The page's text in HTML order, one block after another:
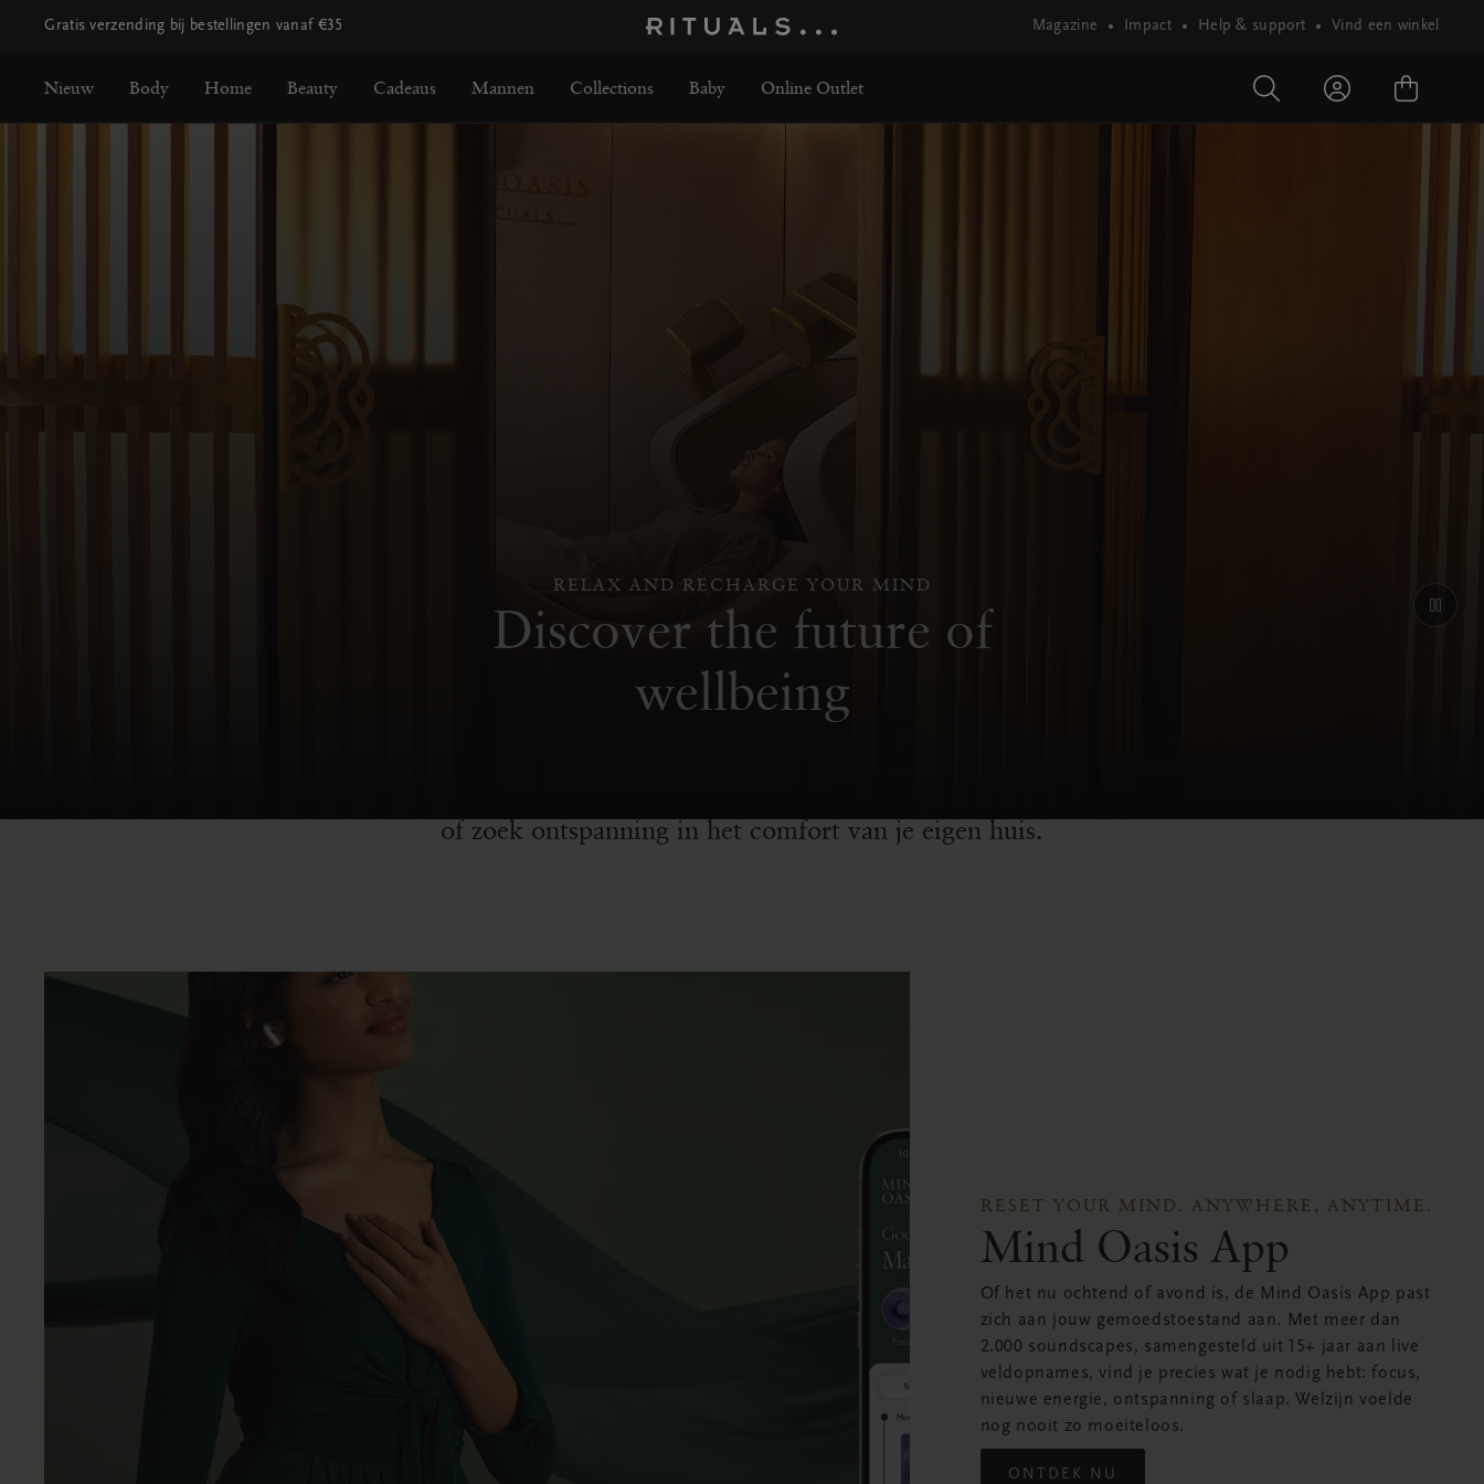
Gratis verzending bij bestellingen vanaf €35 Magazine Impact Help & support Vind een winkel
Nieuw Body Home Beauty Cadeaus Mannen Collections Baby Online Outlet
RELAX AND RECHARGE YOUR MIND
Discover the future of
wellbeing
In een wereld die altijd sneller lijkt te gaan, helpt de Mind Oasis je weer rust te
of zoek ontspanning in het comfort van je eigen huis.
RESET YOUR MIND. ANYWHERE, ANYTIME.
Mind Oasis App
Of het nu ochtend of avond is, de Mind Oasis App past
zich aan jouw gemoedstoestand aan. Met meer dan
2.000 soundscapes, samengesteld uit 15+ jaar aan live
veldopnames, vind je precies wat je nodig hebt: focus,
nieuwe energie, ontspanning of slaap. Welzijn voelde
nog nooit zo moeiteloos.
ONTDEK NU